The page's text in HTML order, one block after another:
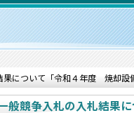
について「令和４年度 焼却設
般競争入札の入札結果